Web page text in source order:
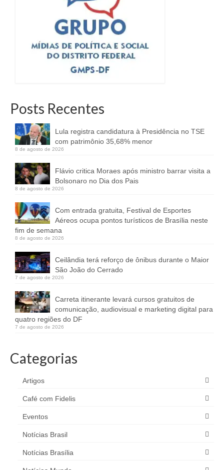
Posts Recentes
Lula registra candidatura à Presidência no TSE
com patrimônio 35,68% menor
8 de agosto de 2026
Flávio critica Moraes após ministro barrar visita a
Bolsonaro no Dia dos Pais
8 de agosto de 2026
Com entrada gratuita, Festival de Esportes
Aéreos ocupa pontos turísticos de Brasília neste
fim de semana
8 de agosto de 2026
Ceilândia terá reforço de ônibus durante o Maior
São João do Cerrado
7 de agosto de 2026
Carreta itinerante levará cursos gratuitos de
comunicação, audiovisual e marketing digital para
quatro regiões do DF
7 de agosto de 2026
Categorias
Artigos
Café com Fidelis
Eventos
Notícias Brasil
Notícias Brasília